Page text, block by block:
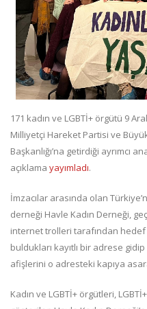
171 kadın ve LGBTİ+ örgütü 9
Milliyetçi Hareket Partisi ve
Başkanlığı’na getirdiği ayrımcı
açıklama yayımladı.
İmzacılar arasında olan
derneği Havle Kadın Derneği,
internet trolleri tarafından
buldukları kayıtlı bir adrese
afişlerini o adresteki kapıya
Kadın ve LGBTİ+ örgütleri,